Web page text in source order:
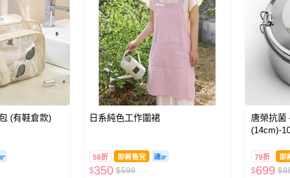
(有鞋倉款) 日系純色工作圍裙
58折 即將售完
$350 $599
唐榮抗菌
(14cm)-
79折 即
$699 $